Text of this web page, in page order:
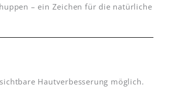
– ein Zeichen für die natürliche
Hautverbesserung möglich.